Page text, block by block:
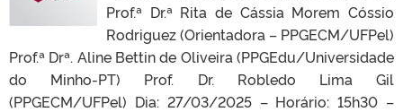
Prof.ª Dr.ª Rita de Cássia Morem Cóssio
Rodriguez (Orientadora – PPGECM/UFPel)
Prof.ª Drª. Aline Bettin de Oliveira (PPGEdu/Universidade
do Minho-PT) Prof. Dr. Robledo Lima Gil
(PPGECM/UFPel) Dia: 27/03/2025 – Horário: 15h30 –